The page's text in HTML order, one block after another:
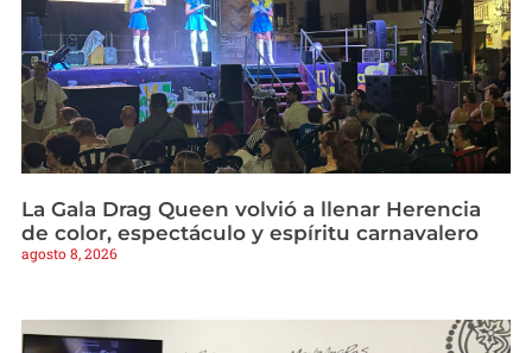
La Gala Drag Queen volvió a llenar Herencia
de color, espectáculo y espíritu carnavalero
agosto 8, 2026